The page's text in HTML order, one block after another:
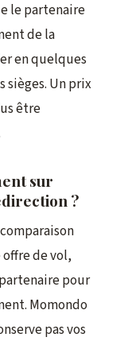
le partenaire
de la
en quelques
Un prix
être
sur
?
de vol,
pour
Momondo
pas vos